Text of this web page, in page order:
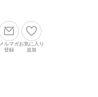
メルマガ
登録
お気に入り
追加